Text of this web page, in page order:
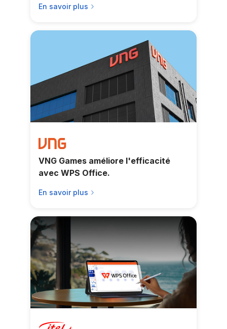
En savoir plus
VNG Games améliore l'efficacité
avec WPS Office.
En savoir plus